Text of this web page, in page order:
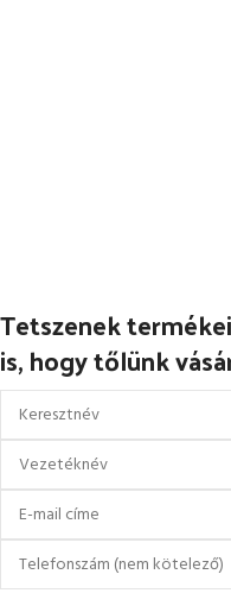
Tetszenek
is, hogy tőlünk